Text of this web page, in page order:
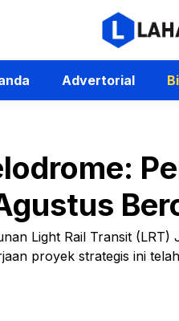
Advertorial
Light Rail Transit (LRT)
proyek strategis ini